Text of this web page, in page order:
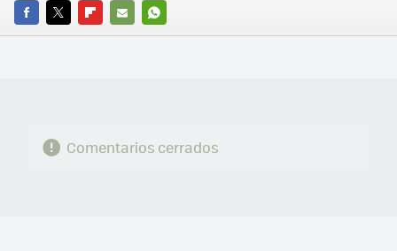
FACEBOOK
TWITTERFLIPBOARD
E-
WHATSAPP
Comentarios cerrados